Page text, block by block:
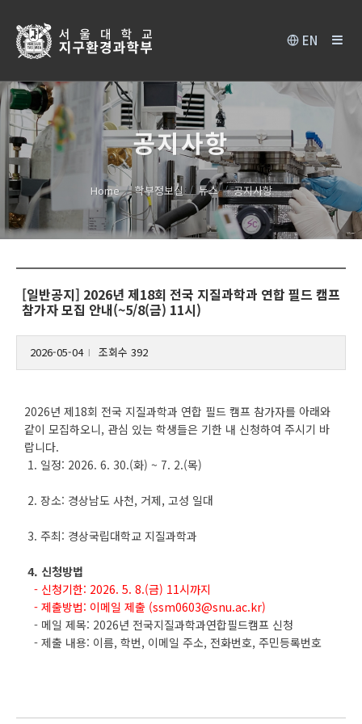
EN
공지사항
Home 학부정보실 뉴스 공지사항
[일반공지] 2026년 제18회 전국 지질과학과 연합 필드 캠프
참가자 모집 안내(~5/8(금) 11시)
2026-05-04 조회수 392
2026년 제18회 전국 지질과학과 연합 필드 캠프 참가자를 아래와
같이 모집하오니, 관심 있는 학생들은 기한 내 신청하여 주시기 바
랍니다.
1. 일정: 2026. 6. 30.(화) ~ 7. 2.(목)
2. 장소: 경상남도 사천, 거제, 고성 일대
3. 주최: 경상국립대학교 지질과학과
4. 신청방법
- 신청기한: 2026. 5. 8.(금) 11시까지
- 제출방법: 이메일 제출 (ssm0603@snu.ac.kr)
- 메일 제목: 2026년 전국지질과학과연합필드캠프 신청
- 제출 내용: 이름, 학번, 이메일 주소, 전화번호, 주민등록번호